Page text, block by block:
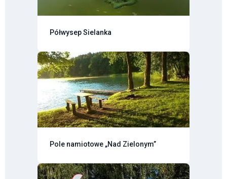
Półwysep Sielanka
Pole namiotowe „Nad Zielonym”